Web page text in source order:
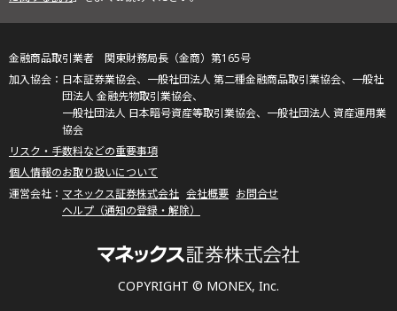
COPYRIGHT © MONEX, Inc.
金融商品取引業者 関東財務局長（金商）第165号
日本証券業協会、一般社団法人 第二種金融商品取引業協会、一般社
団法人 金融先物取引業協会、
一般社団法人 日本暗号資産等取引業協会、一般社団法人 資産運用業
協会
リスク・手数料などの重要事項
個人情報のお取り扱いについて
マネックス証券株式会社 会社概要 お問合せ
ヘルプ（通知の登録・解除）